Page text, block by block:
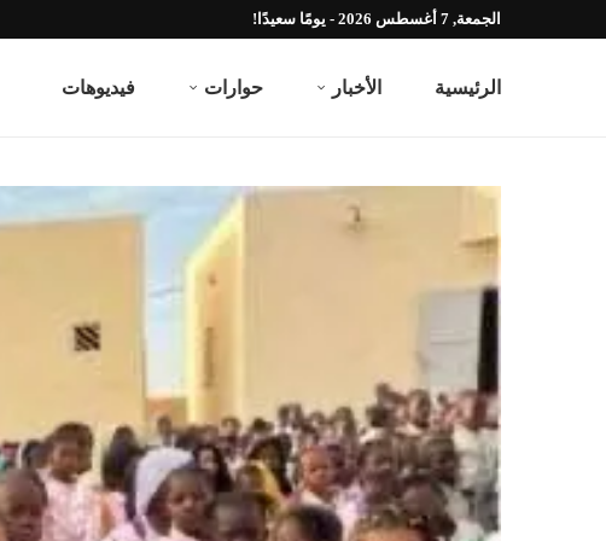
الجمعة, 7 أغسطس 2026 - يومًا سعيدًا!
الرئيسية الأخبار حوارات فيديوهات